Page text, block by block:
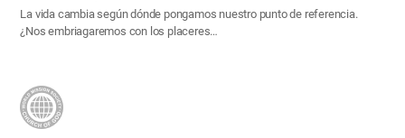
La vida cambia según dónde pongamos nuestro punto de referencia.
¿Nos embriagaremos con los placeres…